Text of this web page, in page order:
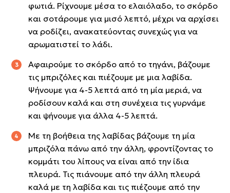
φωτιά. Ρίχνουμε μέσα το ελαιόλαδο, το σκόρδο
και σοτάρουμε για μισό λεπτό, μέχρι να αρχίσει
να ροδίζει, ανακατεύοντας συνεχώς για να
αρωματιστεί το λάδι.
Αφαιρούμε το σκόρδο από το τηγάνι, βάζουμε
τις μπριζόλες και πιέζουμε με μια λαβίδα.
Ψήνουμε για 4-5 λεπτά από τη μία μεριά, να
ροδίσουν καλά και στη συνέχεια τις γυρνάμε
και ψήνουμε για άλλα 4-5 λεπτά.
Με τη βοήθεια της λαβίδας βάζουμε τη μία
μπριζόλα πάνω από την άλλη, φροντίζοντας το
κομμάτι του λίπους να είναι από την ίδια
πλευρά. Τις πιάνουμε από την άλλη πλευρά
καλά με τη λαβίδα και τις πιέζουμε από την